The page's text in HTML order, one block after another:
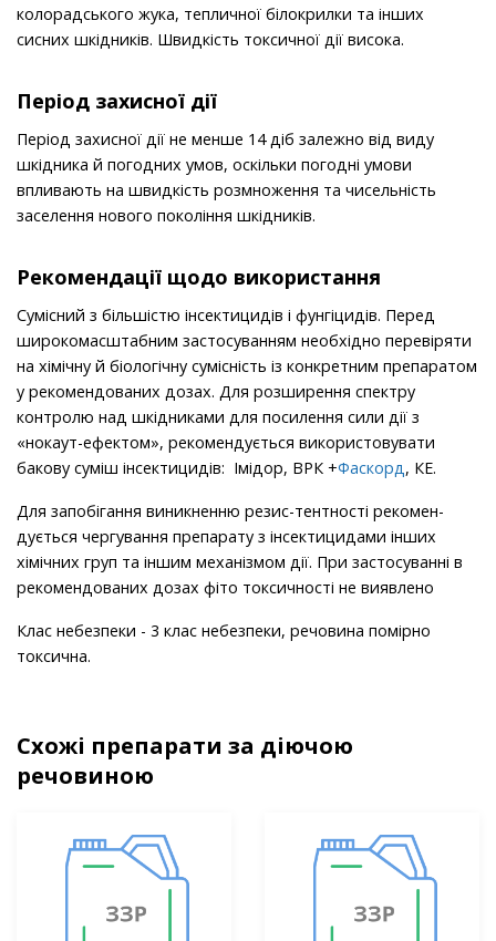
колорадського жука, тепличної біло­крилки та інших
сисних шкідників. Швидкість токсичної дії висока.
Період захисної дії
Період захисної дії не менше 14 діб залежно від виду
шкідника й погодних умов, оскільки погодні умови
впливають на швидкість розмноження та чисельність
заселення нового покоління шкідників.
Рекомендації щодо використання
Сумісний з більшістю інсектицидів і фунгіцидів. Перед
широкомасштабним застосуванням необхідно переві­ряти
на хімічну й біологічну сумісність із конкретним препаратом
у рекомендованих дозах. Для розширення спектру
контролю над шкідниками для посилення сили дії з
«нокаут-ефектом», рекомендується використовувати
бакову суміш інсектицидів: Імідор, ВРК +Фаскорд, КЕ.
Для запобігання виникненню резис-тентності рекомен­
дується чергування препарату з інсектицидами інших
хімічних груп та іншим механізмом дії. При застосуванні в
рекомендованих дозах фіто токсичності не виявлено
Клас небезпеки - 3 клас небезпеки, речовина помірно
токсична.
Схожі препарати за діючою
речовиною